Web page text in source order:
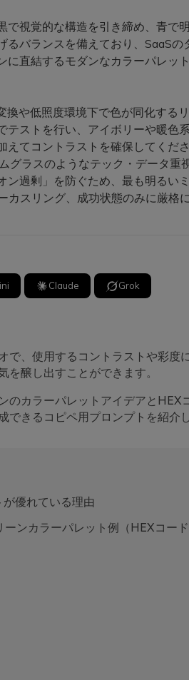
視覚的な構造を引き締め、青で
るバランスを備えており、SaaSの
に直結するモダンなカラーパレッ
や低照度環境下で色が同化する
テストを行い、アイボリーや暖色
てコントラストを確保してくださ
ラスのようなテック・データ重
過剰」を防ぐため、最も明るい
カスリング、成功状態のみに厳格
Claude Grok
で、使用するコントラストや彩度
醸し出すことができます。
カラーパレットアイデアとHEX
きるコピペ用プロンプトを紹介し
優れている理由
ンカラーパレット例（HEXコー